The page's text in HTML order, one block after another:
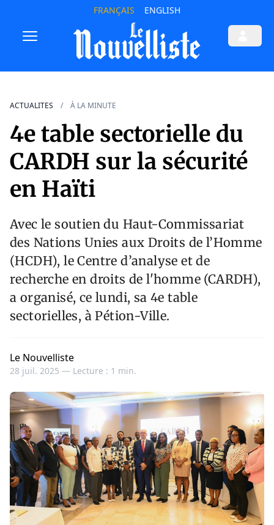
FRANÇAIS ENGLISH
ACTUALITES À LA MINUTE
4e table sectorielle du
CARDH sur la sécurité
en Haïti
Avec le soutien du Haut-Commissariat
des Nations Unies aux Droits de l’Homme
(HCDH), le Centre d’analyse et de
recherche en droits de l'homme (CARDH),
a organisé, ce lundi, sa 4e table
sectorielles, à Pétion-Ville.
Le Nouvelliste
28 juil. 2025 — Lecture : 1 min.